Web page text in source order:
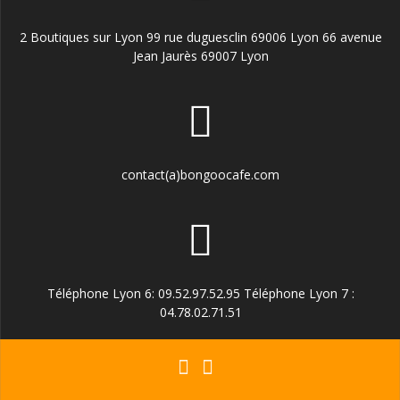
2 Boutiques sur Lyon 99 rue duguesclin 69006 Lyon 66 avenue
Jean Jaurès 69007 Lyon
contact(a)bongoocafe.com
Téléphone Lyon 6: 09.52.97.52.95 Téléphone Lyon 7 :
04.78.02.71.51